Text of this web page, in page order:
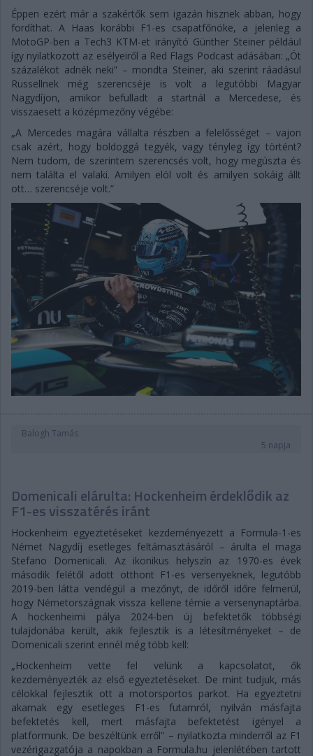
Éppen ezért már a szakértők sem igazán hisznek abban, hogy
fordíthat. A Haas korábbi F1-es csapatfőnöke, a jelenleg a
MotoGP-ben a Tech3 KTM-et irányító Günther Steiner például
így nyilatkozott az esélyeiről a Red Flags Podcast adásában: „Öt
százalékot adnék neki” – mondta Steiner, aki szerint ráadásul
Russellnek még szerencséje is volt a legutóbbi Magyar
Nagydíjon, amikor befulladt a startnál a Mercedese, és
visszaesett a középmezőny végébe:
„A Mercedes magára vállalta részben a felelősséget – vajon
csak azért, hogy boldoggá tegyék, vagy tényleg így történt?
Nem tudom, de szerintem szerencsés volt, hogy megúszta és
nem találta el valaki. Amilyen elöl volt és amilyen sokáig állt
ott… szerencséje volt.”
Balogh Tamás
5 napja
Domenicali elárulta: Hockenheim érdeklődik az
F1-es visszatérés iránt
Hockenheim egyeztetéseket kezdeményezett a Formula-1-es
Német Nagydíj esetleges feltámasztásáról – árulta el maga
Stefano Domenicali. Az ikonikus helyszín az 1970-es évek
második felétől adott otthont F1-es versenyeknek, legutóbb
2019-ben látta vendégül a mezőnyt, de időről időre felmerül,
hogy Németországnak vissza kellene térnie a versenynaptárba.
A hockenheimi pálya 2024-ben új befektetők többségi
tulajdonába került, akik fejlesztik is a létesítményeket – de
Domenicali szerint ennél még több kell:
„Hockenheim vette fel velünk a kapcsolatot, ők
kezdeményezték az első egyeztetéseket. De mint tudjuk, más
célokkal fejlesztik ott a motorsportos parkot. Ha egyeztetni
akarnak egy esetleges F1-es futamról, nyilván másfajta
befektetés kell, mert másfajta befektetést igényel a
platformunk. De beszéltünk erről” – nyilatkozta minderről az F1
vezérigazgatója a napokban a Formula.hu jelenlétében tartott